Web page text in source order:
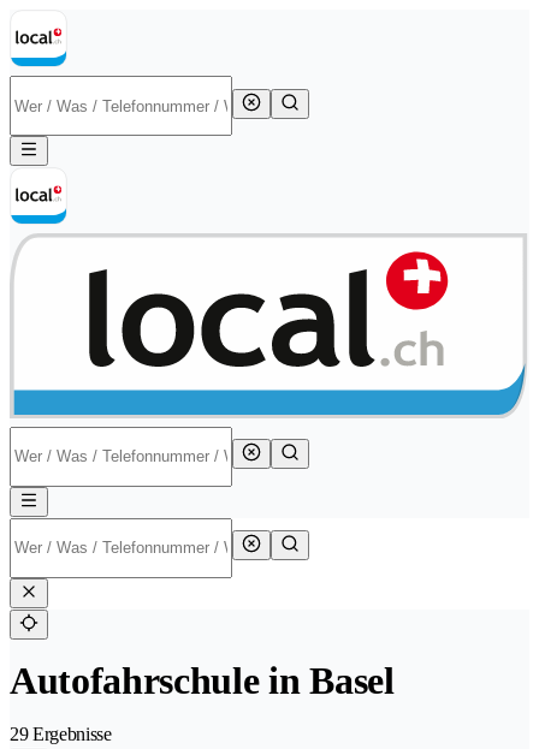
Autofahrschule in Basel
29 Ergebnisse